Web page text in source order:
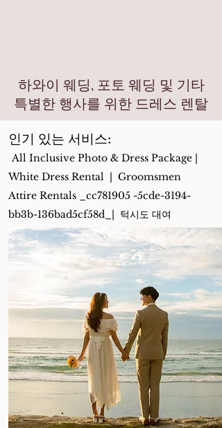
하와이 웨딩, 포토 웨딩 및 기타
특별한 행사를 위한 드레스 렌탈
인기 있는 서비스:
All Inclusive Photo & Dress Package |
White Dress Rental | Groomsmen
Attire Rentals _cc781905 -5cde-3194-
bb3b-136bad5cf58d_| 턱시도 대여